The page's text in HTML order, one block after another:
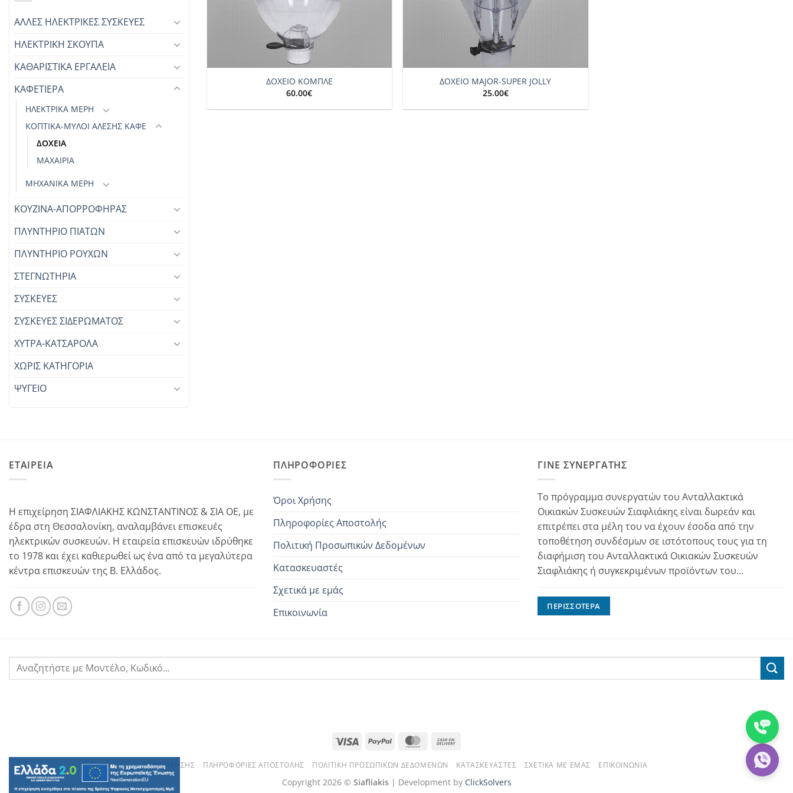
ΑΛΛΕΣ ΗΛΕΚΤΡΙΚΕΣ ΣΥΣΚΕΥΕΣ
ΗΛΕΚΤΡΙΚΗ ΣΚΟΥΠΑ
ΚΑΘΑΡΙΣΤΙΚΑ ΕΡΓΑΛΕΙΑ
ΚΑΦΕΤΙΕΡΑ
ΗΛΕΚΤΡΙΚΑ ΜΕΡΗ
ΚΟΠΤΙΚΑ-ΜΥΛΟΙ ΑΛΕΣΗΣ ΚΑΦΕ
ΔΟΧΕΙΑ
ΜΑΧΑΙΡΙΑ
ΜΗΧΑΝΙΚΑ ΜΕΡΗ
ΚΟΥΖΙΝΑ-ΑΠΟΡΡΟΦΗΡΑΣ
ΠΛΥΝΤΗΡΙΟ ΠΙΑΤΩΝ
ΠΛΥΝΤΗΡΙΟ ΡΟΥΧΩΝ
ΣΤΕΓΝΩΤΗΡΙΑ
ΣΥΣΚΕΥΕΣ
ΣΥΣΚΕΥΕΣ ΣΙΔΕΡΩΜΑΤΟΣ
ΧΥΤΡΑ-ΚΑΤΣΑΡΟΛΑ
ΧΩΡΊΣ ΚΑΤΗΓΟΡΊΑ
ΨΥΓΕΙΟ
ΔΟΧΕΙΟ ΚΟΜΠΛΕ
60.00€
ΔΟΧΕΙΟ MAJOR-SUPER JOLLY
25.00€
ΕΤΑΙΡΕΙΑ
Η επιχείρηση ΣΙΑΦΛΙΑΚΗΣ ΚΩΝΣΤΑΝΤΙΝΟΣ & ΣΙΑ ΟΕ, με
έδρα στη Θεσσαλονίκη, αναλαμβάνει επισκευές
ηλεκτρικών συσκευών. Η εταιρεία επισκευών ιδρύθηκε
το 1978 και έχει καθιερωθεί ως ένα από τα μεγαλύτερα
κέντρα επισκευών της Β. Ελλάδος.
ΠΛΗΡΟΦΟΡΊΕΣ
Όροι Χρήσης
Πληροφορίες Αποστολής
Πολιτική Προσωπικών Δεδομένων
Κατασκευαστές
Σχετικά με εμάς
Επικοινωνία
ΓΊΝΕ ΣΥΝΕΡΓΆΤΗΣ
Το πρόγραμμα συνεργατών του Ανταλλακτικά
Οικιακών Συσκευών Σιαφλιάκης είναι δωρεάν και
επιτρέπει στα μέλη του να έχουν έσοδα από την
τοποθέτηση συνδέσμων σε ιστότοπους τους για τη
διαφήμιση του Ανταλλακτικά Οικιακών Συσκευών
Σιαφλιάκης ή συγκεκριμένων προϊόντων του...
ΠΕΡΙΣΣΌΤΕΡΑ
Visa PayPal MasterCard
Delivery
ΌΡΟΙ ΧΡΉΣΗΣ ΠΛΗΡΟΦΟΡΊΕΣ ΑΠΟΣΤΟΛΉΣ ΠΟΛΙΤΙΚΉ ΠΡΟΣΩΠΙΚΏΝ ΔΕΔΟΜΈΝΩΝ ΚΑΤΑΣΚΕΥΑΣΤΈΣ ΣΧΕΤΙΚΆ ΜΕ ΕΜΆΣ ΕΠΙΚΟΙΝΩΝΊΑ
Copyright 2026 © Siafliakis| Development by ClickSolvers